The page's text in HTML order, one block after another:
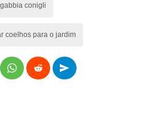
gabbia conigli
coelhos para o jardim